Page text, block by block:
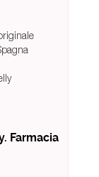
Farmacia